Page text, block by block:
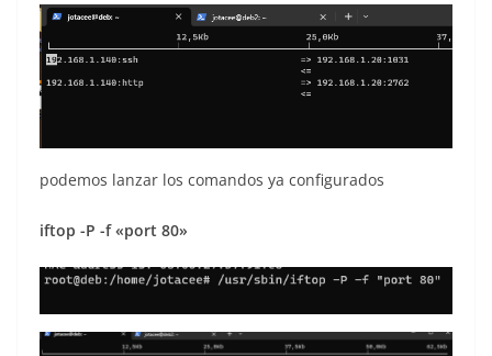
podemos lanzar los comandos ya configurados
iftop -P -f «port 80»